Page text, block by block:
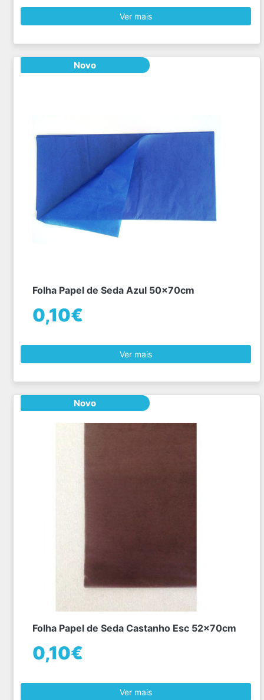
Ver mais
Novo
Folha Papel de Seda Azul 50x70cm
0,10€
Ver mais
Novo
Folha Papel de Seda Castanho Esc 52x70cm
0,10€
Ver mais